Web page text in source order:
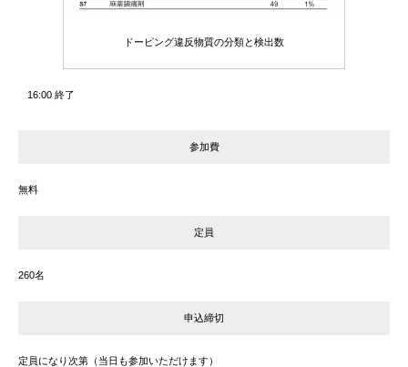
ドーピング違反物質の分類と検出数
16:00 終了
参加費
無料
定員
260名
申込締切
定員になり次第（当日も参加いただけます）